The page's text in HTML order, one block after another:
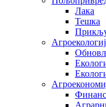
Лака
Тешка